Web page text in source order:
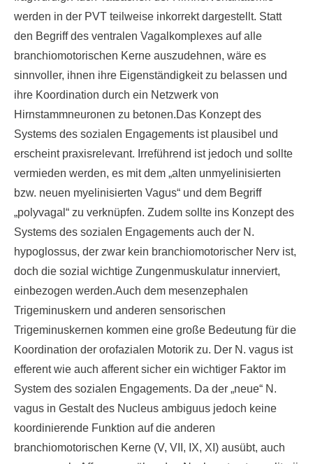
werden in der PVT teilweise inkorrekt dargestellt. Statt
den Begriff des ventralen Vagalkomplexes auf alle
branchiomotorischen Kerne auszudehnen, wäre es
sinnvoller, ihnen ihre Eigenständigkeit zu belassen und
ihre Koordination durch ein Netzwerk von
Hirnstammneuronen zu betonen.Das Konzept des
Systems des sozialen Engagements ist plausibel und
erscheint praxisrelevant. Irreführend ist jedoch und sollte
vermieden werden, es mit dem „alten unmyelinisierten
bzw. neuen myelinisierten Vagus“ und dem Begriff
„polyvagal“ zu verknüpfen. Zudem sollte ins Konzept des
Systems des sozialen Engagements auch der N.
hypoglossus, der zwar kein branchiomotorischer Nerv ist,
doch die sozial wichtige Zungenmuskulatur innerviert,
einbezogen werden.Auch dem mesenzephalen
Trigeminuskern und anderen sensorischen
Trigeminuskernen kommen eine große Bedeutung für die
Koordination der orofazialen Motorik zu. Der N. vagus ist
efferent wie auch afferent sicher ein wichtiger Faktor im
System des sozialen Engagements. Da der „neue“ N.
vagus in Gestalt des Nucleus ambiguus jedoch keine
koordinierende Funktion auf die anderen
branchiomotorischen Kerne (V, VII, IX, XI) ausübt, auch